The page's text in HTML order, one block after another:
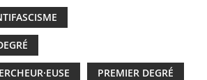
PREMIER DEGRÉ